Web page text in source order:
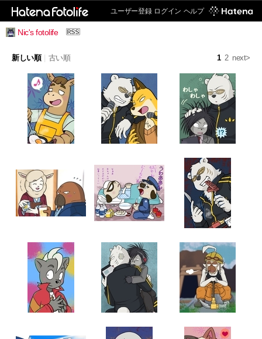
ユーザー登録 ログイン ヘルプ
Nic's fotolife
1 2 next>
新しい順 古い順